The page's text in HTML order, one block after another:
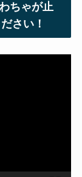
ちゃが止
さい！